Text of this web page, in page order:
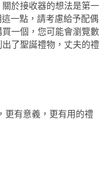
於接收器的想法是第一
一點，請考慮給予配偶
一個，您可能會瀏覽數
了聖誕禮物，丈夫的禮
更有意義，更有用的禮